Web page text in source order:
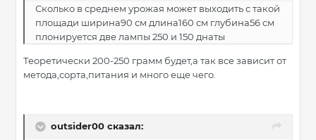
Сколько в среднем урожая может выходить с такой
площади ширина90 см длина160 см глубина56 см
плонируется две лампы 250 и 150 днаты
Теоретически 200-250 грамм будет,а так все зависит от
метода,сорта,питания и много еще чего.
outsider00 сказал: